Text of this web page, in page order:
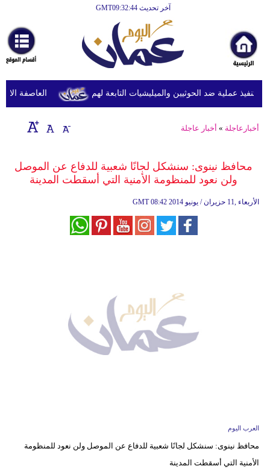
آخر تحديث GMT09:32:44
أخبارعاجلة
رياضة
ثقافة
إقتصاد
وموسيقى
وتكنولوجيا
العاصفة عملية ضد الحوثيين والميليشيات التابعة لهم
أخبارعاجلة » أخبار عاجلة
محافظ نينوى: سنشكل لجانًا شعبية للدفاع عن الموصل
ولن نعود للمنظومة الأمنية التي أسقطت المدينة
GMT 08:42 2014 الأربعاء ,11 حزيران / يونيو
العرب اليوم
محافظ نينوى: سنشكل لجانًا شعبية للدفاع عن الموصل ولن نعود للمنظومة
الأمنية التي أسقطت المدينة